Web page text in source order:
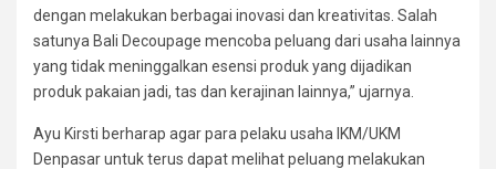
dengan melakukan berbagai inovasi dan kreativitas. Salah
satunya Bali Decoupage mencoba peluang dari usaha lainnya
yang tidak meninggalkan esensi produk yang dijadikan
produk pakaian jadi, tas dan kerajinan lainnya,” ujarnya.
Ayu Kirsti berharap agar para pelaku usaha IKM/UKM
Denpasar untuk terus dapat melihat peluang melakukan